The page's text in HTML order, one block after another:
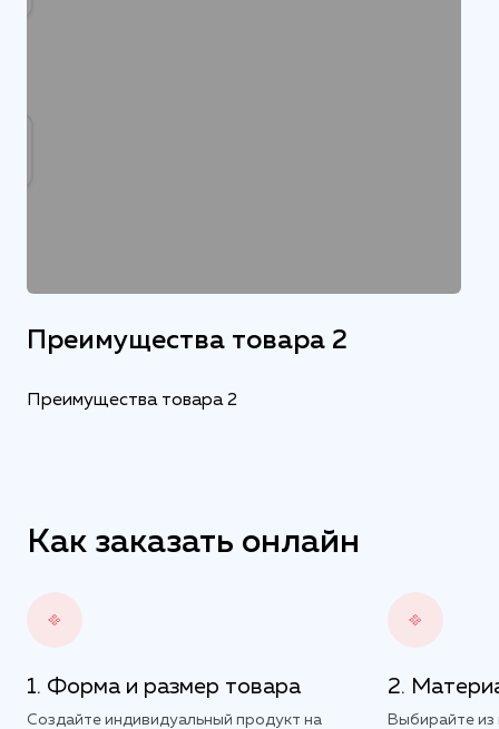
Преимущества товара 2
Преимущества товара 2
Как заказать онлайн
Форма и размер товара
Создайте индивидуальный продукт на
Выбирайте из